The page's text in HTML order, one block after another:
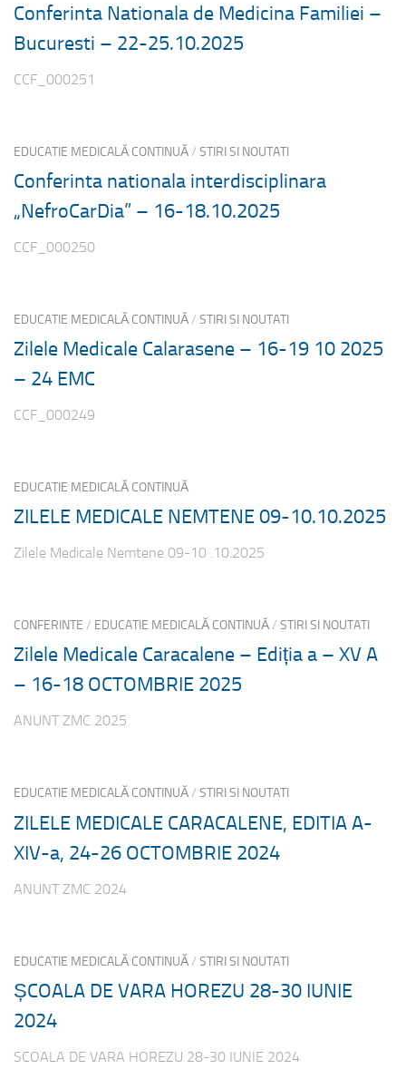
Conferinta Nationala de Medicina Familiei –
Bucuresti – 22-25.10.2025
CCF_000251
EDUCATIE MEDICALĂ CONTINUĂ/ STIRI SI NOUTATI
Conferinta nationala interdisciplinara
„NefroCarDia” – 16-18.10.2025
CCF_000250
EDUCATIE MEDICALĂ CONTINUĂ/ STIRI SI NOUTATI
Zilele Medicale Calarasene – 16-19 10 2025
– 24 EMC
CCF_000249
EDUCATIE MEDICALĂ CONTINUĂ
ZILELE MEDICALE NEMTENE 09-10.10.2025
Zilele Medicale Nemtene 09-10 .10.2025
CONFERINTE / EDUCATIE MEDICALĂ CONTINUĂ/ STIRI SI NOUTATI
Zilele Medicale Caracalene – Ediția a – XV A
– 16-18 OCTOMBRIE 2025
ANUNT ZMC 2025
EDUCATIE MEDICALĂ CONTINUĂ/ STIRI SI NOUTATI
ZILELE MEDICALE CARACALENE, EDITIA A-
XIV-a, 24-26 OCTOMBRIE 2024
ANUNT ZMC 2024
EDUCATIE MEDICALĂ CONTINUĂ/ STIRI SI NOUTATI
ȘCOALA DE VARA HOREZU 28-30 IUNIE
2024
SCOALA DE VARA HOREZU 28-30 IUNIE 2024